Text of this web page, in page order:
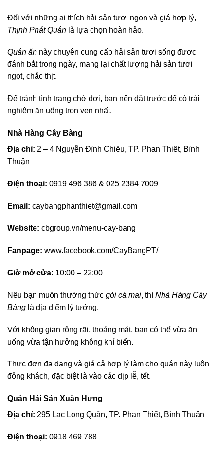
Đối với những ai thích hải sản tươi ngon và giá hợp lý,
Thịnh Phát Quán là lựa chọn hoàn hảo.
Quán ăn này chuyên cung cấp hải sản tươi sống được
đánh bắt trong ngày, mang lại chất lượng hải sản tươi
ngọt, chắc thịt.
Để tránh tình trạng chờ đợi, bạn nên đặt trước để có trải
nghiệm ăn uống trọn vẹn nhất.
Nhà Hàng Cây Bàng
Địa chỉ: 2 – 4 Nguyễn Đình Chiểu, TP. Phan Thiết, Bình
Thuận
Điện thoại: 0919 496 386 & 025 2384 7009
Email: caybangphanthiet@gmail.com
Website: cbgroup.vn/menu-cay-bang
Fanpage: www.facebook.com/CayBangPT/
Giờ mở cửa: 10:00 – 22:00
Nếu bạn muốn thưởng thức gỏi cá mai, thì Nhà Hàng Cây
Bàng là địa điểm lý tưởng.
Với không gian rộng rãi, thoáng mát, bạn có thể vừa ăn
uống vừa tận hưởng không khí biển.
Thực đơn đa dạng và giá cả hợp lý làm cho quán này luôn
đông khách, đặc biệt là vào các dịp lễ, tết.
Quán Hải Sản Xuân Hưng
Địa chỉ: 295 Lạc Long Quân, TP. Phan Thiết, Bình Thuận
Điện thoại: 0918 469 788